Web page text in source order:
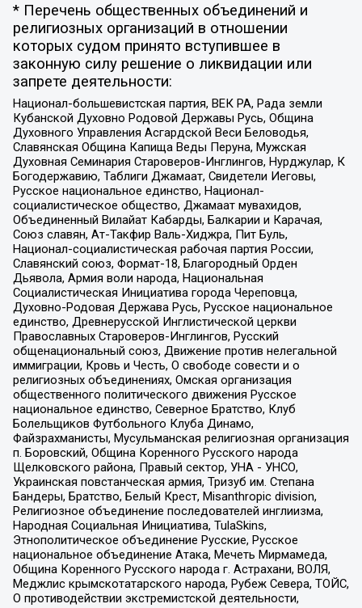
* Перечень общественных объединений и
религиозных организаций в отношении
которых судом принято вступившее в
законную силу решение о ликвидации или
запрете деятельности:
Национал-большевистская партия, ВЕК РА, Рада земли
Кубанской Духовно Родовой Державы Русь, Община
Духовного Управления Асгардской Веси Беловодья,
Славянская Община Капища Веды Перуна, Мужская
Духовная Семинария Староверов-Инглингов, Нурджулар, К
Богодержавию, Таблиги Джамаат, Свидетели Иеговы,
Русское национальное единство, Национал-
социалистическое общество, Джамаат мувахидов,
Объединенный Вилайат Кабарды, Балкарии и Карачая,
Союз славян, Ат-Такфир Валь-Хиджра, Пит Буль,
Национал-социалистическая рабочая партия России,
Славянский союз, Формат-18, Благородный Орден
Дьявола, Армия воли народа, Национальная
Социалистическая Инициатива города Череповца,
Духовно-Родовая Держава Русь, Русское национальное
единство, Древнерусской Инглистической церкви
Православных Староверов-Инглингов, Русский
общенациональный союз, Движение против нелегальной
иммиграции, Кровь и Честь, О свободе совести и о
религиозных объединениях, Омская организация
общественного политического движения Русское
национальное единство, Северное Братство, Клуб
Болельщиков Футбольного Клуба Динамо,
Файзрахманисты, Мусульманская религиозная организация
п. Боровский, Община Коренного Русского народа
Щелковского района, Правый сектор, УНА - УНСО,
Украинская повстанческая армия, Тризуб им. Степана
Бандеры, Братство, Белый Крест, Misanthropic division,
Религиозное объединение последователей инглиизма,
Народная Социальная Инициатива, TulaSkins,
Этнополитическое объединение Русские, Русское
национальное объединение Атака, Мечеть Мирмамеда,
Община Коренного Русского народа г. Астрахани, ВОЛЯ,
Меджлис крымскотатарского народа, Рубеж Севера, ТОЙС,
О противодействии экстремистской деятельности,